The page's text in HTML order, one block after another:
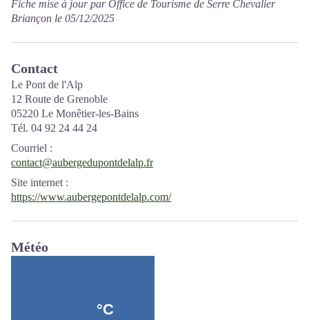
Fiche mise à jour par Office de Tourisme de Serre Chevalier
Briançon le 05/12/2025
Contact
Le Pont de l'Alp
12 Route de Grenoble
05220 Le Monêtier-les-Bains
Tél. 04 92 24 44 24
Courriel :
contact@aubergedupontdelalp.fr
Site internet :
https://www.aubergepontdelalp.com/
Météo